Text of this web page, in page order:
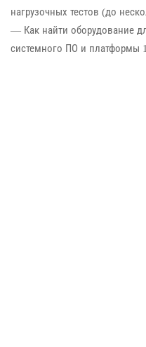
нагрузочных тестов (до
— Как найти оборудование
системного ПО и платформы